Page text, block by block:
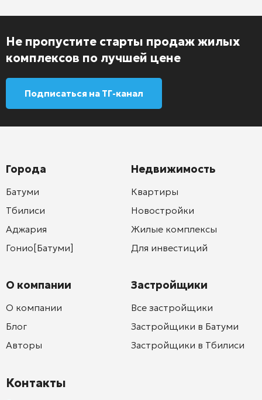
Не пропустите старты продаж жилых
комплексов по лучшей цене
Подписаться на ТГ-канал
Города
Батуми
Тбилиси
Аджария
Гонио[Батуми]
О компании
О компании
Блог
Авторы
Недвижимость
Квартиры
Новостройки
Жилые комплексы
Для инвестиций
Застройщики
Все застройщики
Застройщики в Батуми
Застройщики в Тбилиси
Контакты